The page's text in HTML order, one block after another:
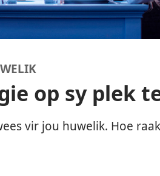
op sy plek
vir jou huwelik. Hoe